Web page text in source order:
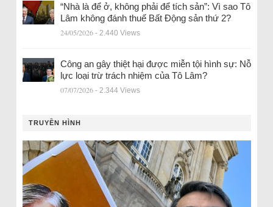
“Nhà là để ở, không phải để tích sản”: Vì sao Tô
Lâm không đánh thuế Bất Động sản thứ 2?
24/05/2026 - 2.440 Views
Công an gây thiệt hại được miễn tội hình sự: Nỗ
lực loại trừ trách nhiệm của Tô Lâm?
07/07/2026 - 2.344 Views
TRUYỀN HÌNH